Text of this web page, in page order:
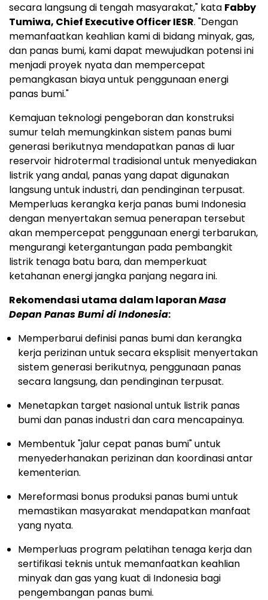
secara langsung di tengah masyarakat," kata Fabby
Tumiwa, Chief Executive Officer IESR. "Dengan
memanfaatkan keahlian kami di bidang minyak, gas,
dan panas bumi, kami dapat mewujudkan potensi ini
menjadi proyek nyata dan mempercepat
pemangkasan biaya untuk penggunaan energi
panas bumi."
Kemajuan teknologi pengeboran dan konstruksi
sumur telah memungkinkan sistem panas bumi
generasi berikutnya mendapatkan panas di luar
reservoir hidrotermal tradisional untuk menyediakan
listrik yang andal, panas yang dapat digunakan
langsung untuk industri, dan pendinginan terpusat.
Memperluas kerangka kerja panas bumi Indonesia
dengan menyertakan semua penerapan tersebut
akan mempercepat penggunaan energi terbarukan,
mengurangi ketergantungan pada pembangkit
listrik tenaga batu bara, dan memperkuat
ketahanan energi jangka panjang negara ini.
Rekomendasi utama dalam laporanMasa
Depan Panas Bumi diIndonesia:
Memperbarui definisi panas bumi dan kerangka
kerja perizinan untuk secara eksplisit menyertakan
sistem generasi berikutnya, penggunaan panas
secara langsung, dan pendinginan terpusat.
Menetapkan target nasional untuk listrik panas
bumi dan panas industri dan cara mencapainya.
Membentuk "jalur cepat panas bumi" untuk
menyederhanakan perizinan dan koordinasi antar
kementerian.
Mereformasi bonus produksi panas bumi untuk
memastikan masyarakat mendapatkan manfaat
yang nyata.
Memperluas program pelatihan tenaga kerja dan
sertifikasi teknis untuk memanfaatkan keahlian
minyak dan gas yang kuat di Indonesia bagi
pengembangan panas bumi.